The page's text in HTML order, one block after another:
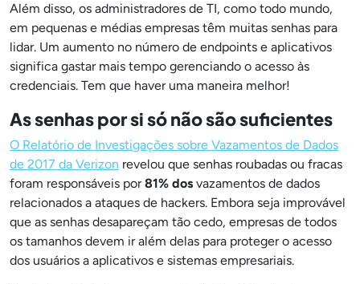
Além disso, os administradores de TI, como todo mundo,
em pequenas e médias empresas têm muitas senhas para
lidar. Um aumento no número de endpoints e aplicativos
significa gastar mais tempo gerenciando o acesso às
credenciais. Tem que haver uma maneira melhor!
As senhas por si só não são suficientes
O Relatório de Investigações sobre Vazamentos de Dados
de 2017 da Verizon revelou que senhas roubadas ou fracas
foram responsáveis por81% dos vazamentos de dados
relacionados a ataques de hackers. Embora seja improvável
que as senhas desapareçam tão cedo, empresas de todos
os tamanhos devem ir além delas para proteger o acesso
dos usuários a aplicativos e sistemas empresariais.